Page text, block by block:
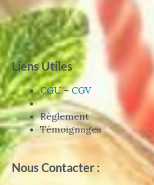
Liens Utiles
CGU–CGV
Règlement
Témoignages
Nous Contacter :